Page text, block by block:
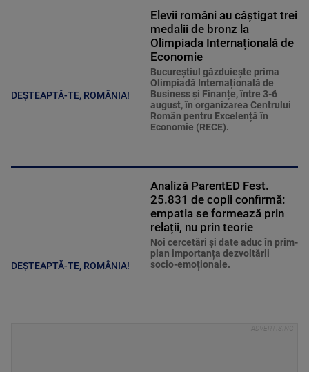
DEȘTEAPTĂ-TE, ROMÂNIA!
Elevii români au câștigat trei
medalii de bronz la
Olimpiada Internațională de
Economie
Bucureștiul găzduiește prima
Olimpiadă Internațională de
Business și Finanțe, între 3-6
august, în organizarea Centrului
Român pentru Excelență în
Economie (RECE).
DEȘTEAPTĂ-TE, ROMÂNIA!
Analiză ParentED Fest.
25.831 de copii confirmă:
empatia se formează prin
relații, nu prin teorie
Noi cercetări și date aduc în prim-
plan importanța dezvoltării
socio-emoționale.